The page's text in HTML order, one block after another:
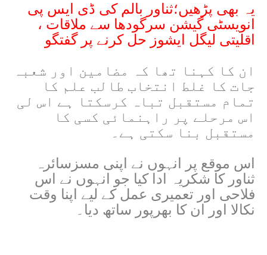
یہ بھی پڑھیں؛ثناور بالم کی ڈی ایس پی
انویسٹی گیشن سرگودھا سے ملاقات ،
اقلیتی لیگل ایشوز حل کرنے پر گفتگو
ان کا کہنا تھا کہ مضامین اور شعبہ
جات کا غلط انتخاب طالب علم کا
تمام مستقبل تباہ کرسکتا ہے اس لی
اس مرحلے پر راہنمائی کسی کا
مستقبل بنا سکتی ہے۔
اس موقع پر انہوں نے اپنی مسزسائرہ
ثناور کا شکریہ ادا کیا جو انہوں نے اس
فلاحی اور تعمیری عمل کے لیے اپنا وقت
نکالا اور ان کا بھرپور ساتھ دیا۔